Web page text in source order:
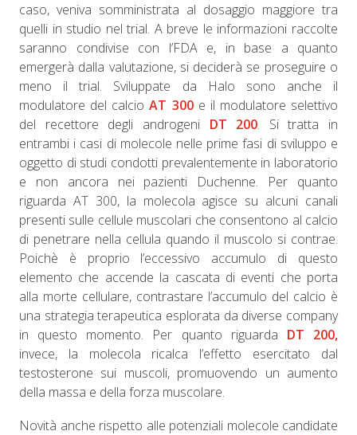
caso, veniva somministrata al dosaggio maggiore tra
quelli in studio nel trial. A breve le informazioni raccolte
saranno condivise con l’FDA e, in base a quanto
emergerà dalla valutazione, si deciderà se proseguire o
meno il trial. Sviluppate da Halo sono anche il
modulatore del calcioAT 300e il modulatore selettivo
del recettore degli androgeni DT 200. Si tratta in
entrambi i casi di molecole nelle prime fasi di sviluppo e
oggetto di studi condotti prevalentemente in laboratorio
e non ancora nei pazienti Duchenne. Per quanto
riguarda AT 300, la molecola agisce su alcuni canali
presenti sulle cellule muscolari che consentono al calcio
di penetrare nella cellula quando il muscolo si contrae.
Poichè è proprio l’eccessivo accumulo di questo
elemento che accende la cascata di eventi che porta
alla morte cellulare, contrastare l’accumulo del calcio è
una strategia terapeutica esplorata da diverse company
in questo momento. Per quanto riguarda DT 200,
invece, la molecola ricalca l’effetto esercitato dal
testosterone sui muscoli, promuovendo un aumento
della massa e della forza muscolare.
Novità anche rispetto alle potenziali molecole candidate